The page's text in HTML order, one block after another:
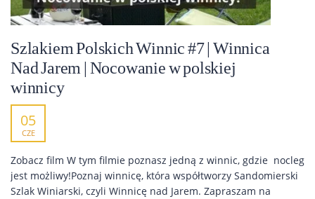
Szlakiem Polskich Winnic #7 | Winnica
Nad Jarem | Nocowanie w polskiej
winnicy
05
CZE
Zobacz film W tym filmie poznasz jedną z winnic, gdzie nocleg
jest możliwy!Poznaj winnicę, która współtworzy Sandomierski
Szlak Winiarski, czyli Winnicę nad Jarem. Zapraszam na